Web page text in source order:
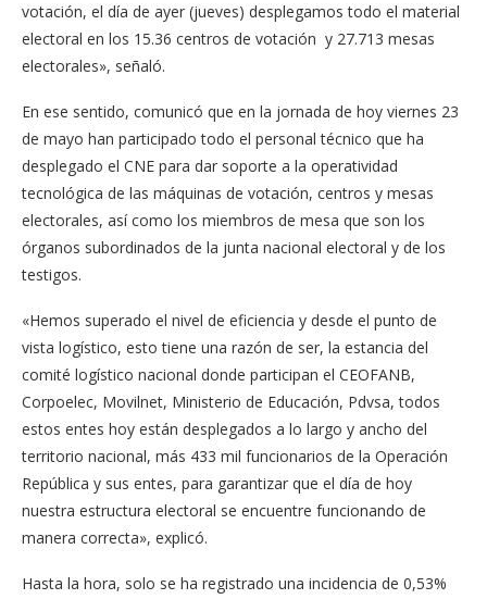
votación, el día de ayer (jueves) desplegamos todo el material
electoral en los 15.36 centros de votación y 27.713 mesas
electorales», señaló.
En ese sentido, comunicó que en la jornada de hoy viernes 23
de mayo han participado todo el personal técnico que ha
desplegado el CNE para dar soporte a la operatividad
tecnológica de las máquinas de votación, centros y mesas
electorales, así como los miembros de mesa que son los
órganos subordinados de la junta nacional electoral y de los
testigos.
«Hemos superado el nivel de eficiencia y desde el punto de
vista logístico, esto tiene una razón de ser, la estancia del
comité logístico nacional donde participan el CEOFANB,
Corpoelec, Movilnet, Ministerio de Educación, Pdvsa, todos
estos entes hoy están desplegados a lo largo y ancho del
territorio nacional, más 433 mil funcionarios de la Operación
República y sus entes, para garantizar que el día de hoy
nuestra estructura electoral se encuentre funcionando de
manera correcta», explicó.
Hasta la hora, solo se ha registrado una incidencia de 0,53%